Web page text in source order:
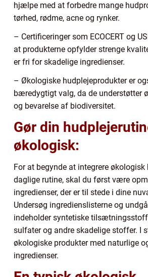
hjælpe med at forbedre mange
tørhed, rødme, acne og rynker.
– Certificeringer som ECOCERT og
at produkterne opfylder strenge
er fri for skadelige ingredienser.
– Økologiske hudplejeprodukter er
bæredygtigt valg, da de understøtter
og bevarelse af biodiversitet.
Gør din
økologisk:
For at begynde at integrere økologisk
daglige rutine, skal du først være
ingredienser, der er til stede i dine
Undersøg ingredienslisterne og
indeholder syntetiske
sulfater og andre skadelige stoffer. I
økologiske produkter med naturlige
ingredienser.